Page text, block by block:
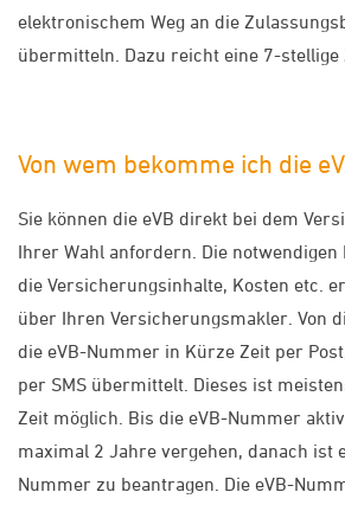
elektronischem Weg an die
übermitteln. Dazu reicht eine 7-stellige
Von wem bekomme ich die
Sie können die eVB direkt bei dem
Ihrer Wahl anfordern. Die
die Versicherungsinhalte, Kosten etc.
über Ihren Versicherungsmakler. Von
die eVB-Nummer in Kürze Zeit per
per SMS übermittelt. Dieses ist
Zeit möglich. Bis die eVB-Nummer
maximal 2 Jahre vergehen, danach ist
Nummer zu beantragen. Die eVB-